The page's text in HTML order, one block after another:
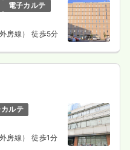
一般＋療養
電子カルテ
房線） 徒歩5分
ルテ
房線） 徒歩1分